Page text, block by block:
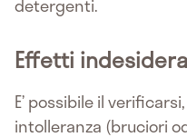
detergenti.
Effetti
E’ possibile il
intolleranza (bruciori